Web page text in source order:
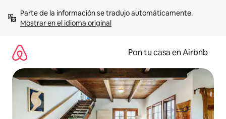
contenidoMostrar en el idioma original
Pon tu casa en Airbnb